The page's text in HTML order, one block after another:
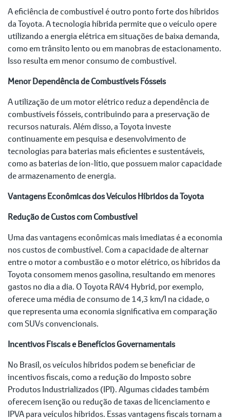
A eficiência de combustível é outro ponto forte dos híbridos
da Toyota. A tecnologia híbrida permite que o veículo opere
utilizando a energia elétrica em situações de baixa demanda,
como em trânsito lento ou em manobras de estacionamento.
Isso resulta em menor consumo de combustível.
Menor Dependência de Combustíveis Fósseis
A utilização de um motor elétrico reduz a dependência de
combustíveis fósseis, contribuindo para a preservação de
recursos naturais. Além disso, a Toyota investe
continuamente em pesquisa e desenvolvimento de
tecnologias para baterias mais eficientes e sustentáveis,
como as baterias de íon-lítio, que possuem maior capacidade
de armazenamento de energia.
Vantagens Econômicas dos Veículos Híbridos da Toyota
Redução de Custos com Combustível
Uma das vantagens econômicas mais imediatas é a economia
nos custos de combustível. Com a capacidade de alternar
entre o motor a combustão e o motor elétrico, os híbridos da
Toyota consomem menos gasolina, resultando em menores
gastos no dia a dia. O Toyota RAV4 Hybrid, por exemplo,
oferece uma média de consumo de 14,3 km/l na cidade, o
que representa uma economia significativa em comparação
com SUVs convencionais.
Incentivos Fiscais e Benefícios Governamentais
No Brasil, os veículos híbridos podem se beneficiar de
incentivos fiscais, como a redução do Imposto sobre
Produtos Industrializados (IPI). Algumas cidades também
oferecem isenção ou redução de taxas de licenciamento e
IPVA para veículos híbridos. Essas vantagens fiscais tornam a